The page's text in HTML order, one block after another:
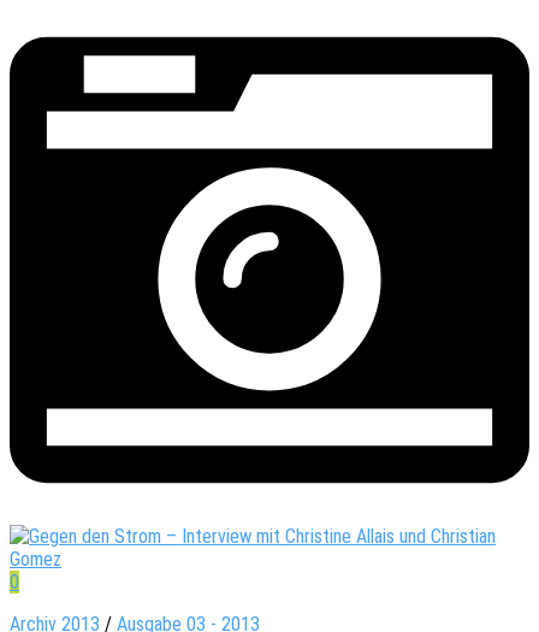
0
Archiv 2013 / Ausgabe 03 - 2013